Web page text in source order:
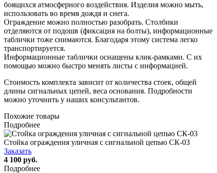
боящихся атмосферного воздействия. Изделия можно мыть,
использовать во время дождя и снега.
Ограждение можно полностью разобрать. Столбики
отделяются от подошв (фиксация на болты), информационные
таблички тоже снимаются. Благодаря этому система легко
транспортируется.
Информационные таблички оснащены клик-рамками. С их
помощью можно быстро менять листы с информацией.
Стоимость комплекта зависит от количества стоек, общей
длины сигнальных цепей, веса основания. Подробности
можно уточнить у наших консультантов.
Похожие товары
Подробнее
Стойка ограждения уличная с сигнальной цепью СК-03
Заказать
4 100 руб.
Подробнее